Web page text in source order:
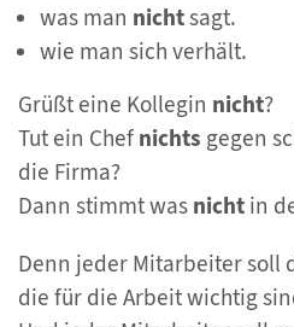
was man nichtsagt.
wie man sich verhält.
Grüßt eine Kollegin nicht?
Tut ein Chef nichts gegen
die Firma?
Dann stimmt was nicht in
Denn jeder Mitarbeiter soll
die für die Arbeit wichtig